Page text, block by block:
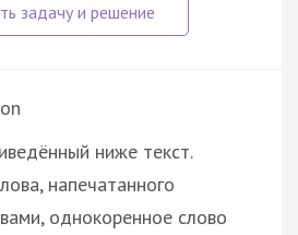
ниже текст.
напечатанного
однокоренное слово